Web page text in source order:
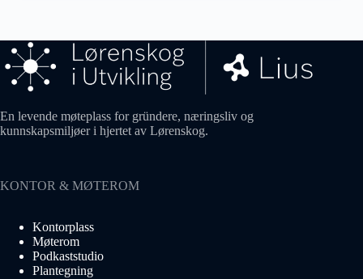
En levende møteplass for gründere, næringsliv og
kunnskapsmiljøer i hjertet av Lørenskog.
KONTOR & MØTEROM
Kontorplass
Møterom
Podkaststudio
Plantegning